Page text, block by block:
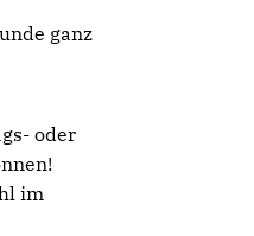
ganz
oder
im